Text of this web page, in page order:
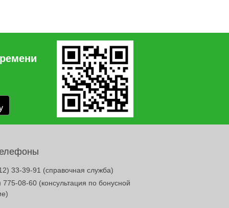
33-39-91 (справочная служба)
08-60 (консультация по бонусной